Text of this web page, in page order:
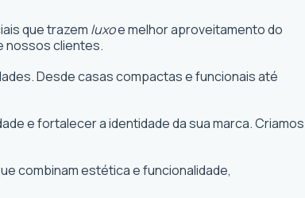
que trazem luxoe melhor aproveitamento do
nossos clientes.
Desde casas compactas e funcionais até
e fortalecer a identidade da sua marca. Criamos
combinam estética e funcionalidade,